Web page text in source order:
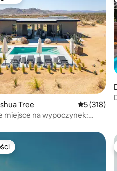
Tree Średnia
5 (318)
miejsce na wypoczynek: